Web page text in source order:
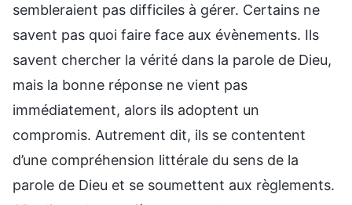
sembleraient pas difficiles à gérer. Certains ne
savent pas quoi faire face aux évènements. Ils
savent chercher la vérité dans la parole de Dieu,
mais la bonne réponse ne vient pas
immédiatement, alors ils adoptent un
compromis. Autrement dit, ils se contentent
d’une compréhension littérale du sens de la
parole de Dieu et se soumettent aux règlements.